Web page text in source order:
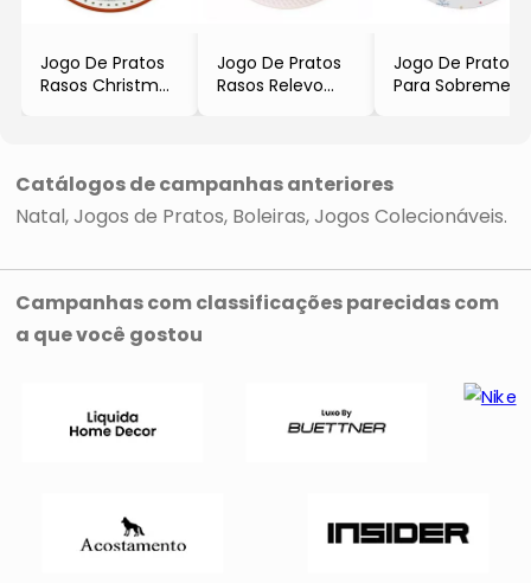
Jogo De Pratos
Rasos Christmas
- 6Pçs
- Alleanza
Cerâmica
Jogo De Pratos
Rasos Relevo
Jogo De Pratos
Para Sobremesa
Catálogos de campanhas anteriores
Natal Jogos de Pratos Boleiras Jogos Colecionáveis
Campanhas com classificações parecidas com
a que você gostou